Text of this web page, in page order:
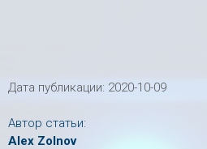
Дата публикации: 2020-10-09
Автор статьи:
Alex Zolnov